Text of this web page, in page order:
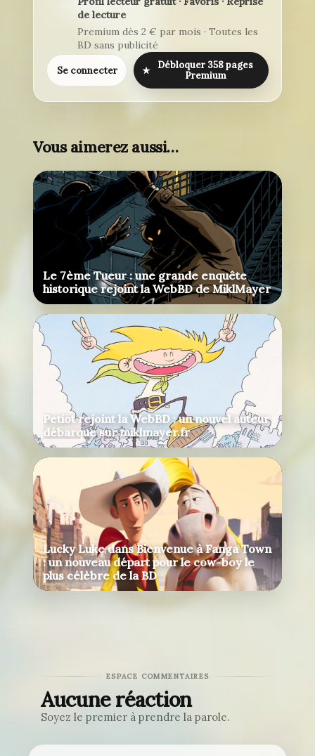
de lecture
Premium dès 2 € par mois · Toutes les
BD sans publicité
Se connecter ★
Débloquer 358 pages
Premium
Vous aimerez aussi…
Le 7ème Tueur : une grande enquête
historique rejoint la WebBD de MiklMayer
Petiot rejoint la WebBD : un nouvel auteur
débarque sur miklmayer.fr
Lucky Luke dans Bienvenue à Fanga Town
: un nouveau départ pour le cow-boy le
plus célèbre de la BD
ESPACE COMMENTAIRES
Aucune réaction
Soyez le premier à prendre la parole.